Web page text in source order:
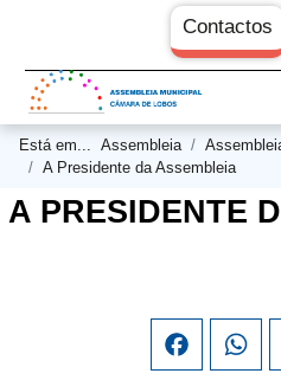
Contactos
Está em... Assembleia
A Presidente da Assembleia
A PRESIDENTE